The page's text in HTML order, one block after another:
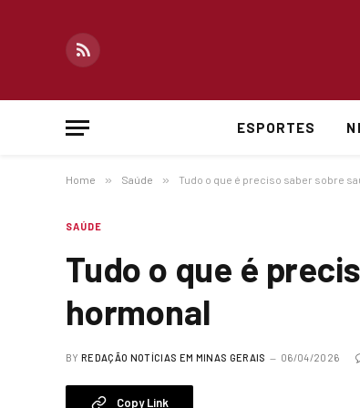
RSS
ESPORTES
Home » Saúde » Tudo o que é preciso saber sobre
SAÚDE
Tudo o que é
hormonal
BY REDAÇÃO NOTÍCIAS EM MINAS GERAIS 06/04/2026
Copy Link